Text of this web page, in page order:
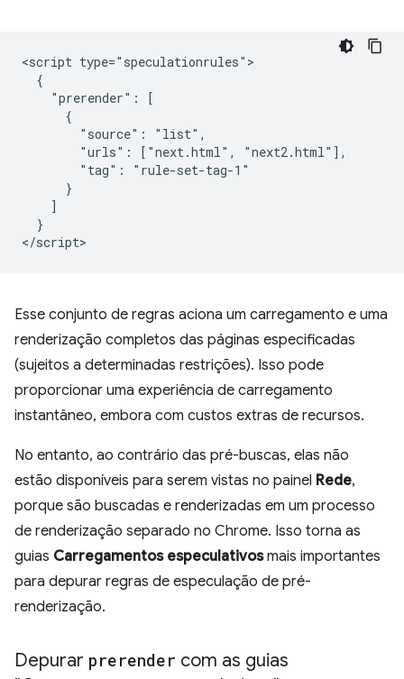
<script type="speculationrules">
  {
    "prerender": [
      {
        "source": "list",
        "urls": ["next.html", "next2.html"],
        "tag": "rule-set-tag-1"
      }
    ]
  }
Esse conjunto de regras aciona um carregamento e uma
renderização completos das páginas especificadas
(sujeitos a determinadas restrições). Isso pode
proporcionar uma experiência de carregamento
instantâneo, embora com custos extras de recursos.
No entanto, ao contrário das pré-buscas, elas não
estão disponíveis para serem vistas no painel Rede,
porque são buscadas e renderizadas em um processo
de renderização separado no Chrome. Isso torna as
guias Carregamentos especulativosmais importantes
para depurar regras de especulação de pré-
renderização.
Depurar prerender com as guias